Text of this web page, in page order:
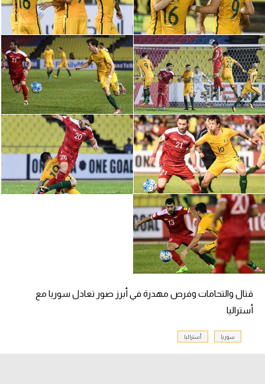
الدوري الإنجليزي الممتاز
الدوري الإسباني
الدوري الإيطالي
الدوري الألماني
الدوري الفرنسي
الدوري السعودي للمحترفين
دوري أبطال أوروبا
دوري أبطال إفريقيا
كل البطولات
أقسام
الدوري المصري
الكرة الأوروبية
قتال والتحامات وفرص مهدرة في أبرز صور تعادل سوريا مع
أستراليا
سوريا أستراليا